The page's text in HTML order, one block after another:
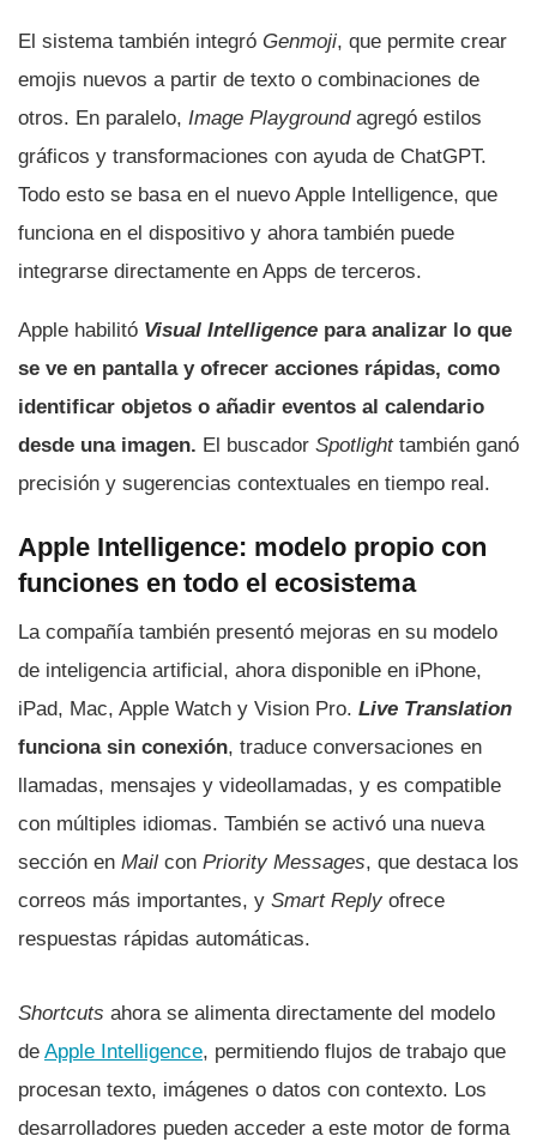
El sistema también integró Genmoji, que permite crear
emojis nuevos a partir de texto o combinaciones de
otros. En paralelo, Image Playgroundagregó estilos
gráficos y transformaciones con ayuda de ChatGPT.
Todo esto se basa en el nuevo Apple Intelligence, que
funciona en el dispositivo y ahora también puede
integrarse directamente en Apps de terceros.
Apple habilitó Visual Intelligence para analizar lo que
se ve en pantalla y ofrecer acciones rápidas, como
identificar objetos o añadir eventos al calendario
desde una imagen. El buscador Spotlighttambién ganó
precisión y sugerencias contextuales en tiempo real.
Apple Intelligence: modelo propio con
funciones en todo el ecosistema
La compañía también presentó mejoras en su modelo
de inteligencia artificial, ahora disponible en iPhone,
iPad, Mac, Apple Watch y Vision Pro. Live Translation
funciona sin conexión, traduce conversaciones en
llamadas, mensajes y videollamadas, y es compatible
con múltiples idiomas. También se activó una nueva
sección en Mail con Priority Messages, que destaca los
correos más importantes, y Smart Reply ofrece
respuestas rápidas automáticas.
Shortcuts ahora se alimenta directamente del modelo
de Apple Intelligence, permitiendo flujos de trabajo que
procesan texto, imágenes o datos con contexto. Los
desarrolladores pueden acceder a este motor de forma